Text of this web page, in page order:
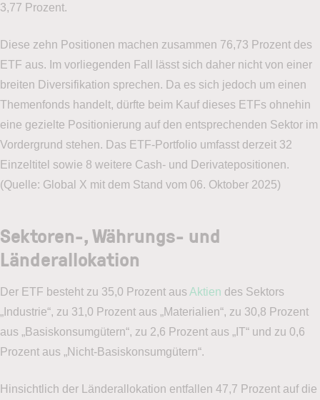
3,77 Prozent.
Diese zehn Positionen machen zusammen 76,73 Prozent des
ETF aus. Im vorliegenden Fall lässt sich daher nicht von einer
breiten Diversifikation sprechen. Da es sich jedoch um einen
Themenfonds handelt, dürfte beim Kauf dieses ETFs ohnehin
eine gezielte Positionierung auf den entsprechenden Sektor im
Vordergrund stehen. Das ETF-Portfolio umfasst derzeit 32
Einzeltitel sowie 8 weitere Cash- und Derivatepositionen.
(Quelle: Global X mit dem Stand vom 06. Oktober 2025)
Sektoren-, Währungs- und
Länderallokation
Der ETF besteht zu 35,0 Prozent aus Aktien des Sektors
„Industrie“, zu 31,0 Prozent aus „Materialien“, zu 30,8 Prozent
aus „Basiskonsumgütern“, zu 2,6 Prozent aus „IT“ und zu 0,6
Prozent aus „Nicht-Basiskonsumgütern“.
Hinsichtlich der Länderallokation entfallen 47,7 Prozent auf die